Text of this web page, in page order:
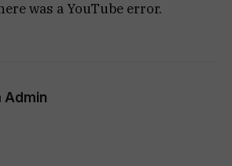
was a YouTube error.
Admin